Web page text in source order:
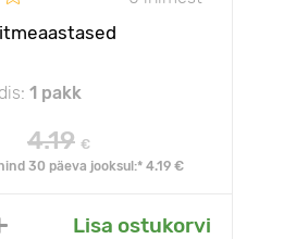
1 pakk
4.19 €
30 päeva jooksul:* 4.19 €
Lisa ostukorvi